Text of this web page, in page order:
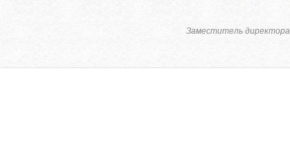
Заместитель